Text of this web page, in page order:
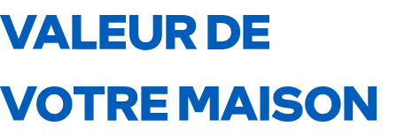
VALEUR DE
VOTRE MAISON